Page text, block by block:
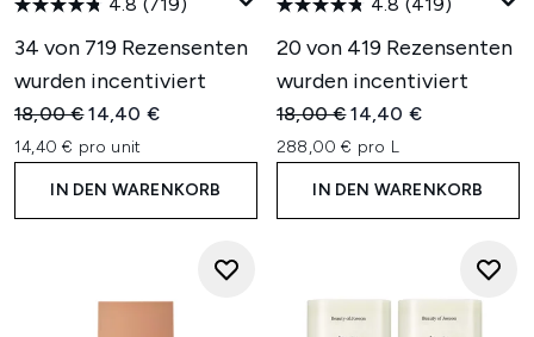
34 von 719 Rezensenten
wurden incentiviert
Unverbindliche Preisempfehlung:
18,00 €Aktueller Preis:
14,40 €
14,40 € pro unit
IN DEN WARENKORB
20 von 419 Rezensenten
wurden incentiviert
Unverbindliche
18,00 €Aktueller Preis:
14,40 €
288,00 € pro L
IN DEN WARENKORB